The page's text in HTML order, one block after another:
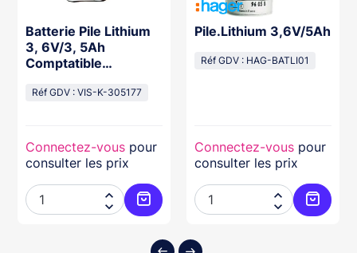
au panier
Batterie Pile Lithium
3, 6V/3, 5Ah
Comptatible
Réf GDV : VIS-K-305177
Connectez-vous pour
consulter les prix


Ajouter au panier
Pile.Lithium 3,6V/5Ah
Réf GDV : HAG-BATLI01
Connectez-vous pour
consulter les prix

